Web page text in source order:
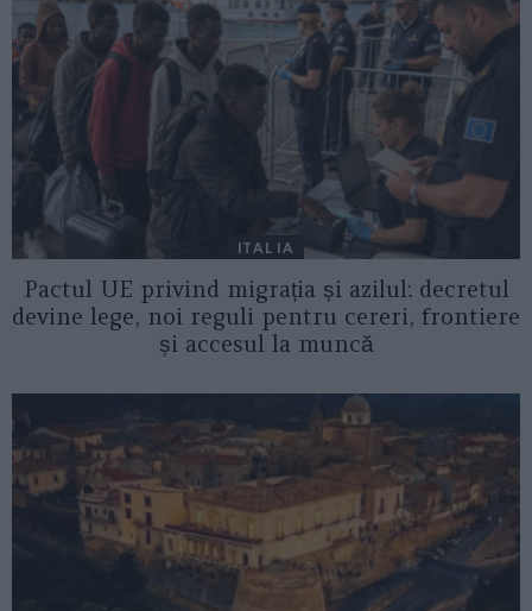
ITALIA
Pactul UE privind migrația și azilul: decretul
devine lege, noi reguli pentru cereri, frontiere
și accesul la muncă